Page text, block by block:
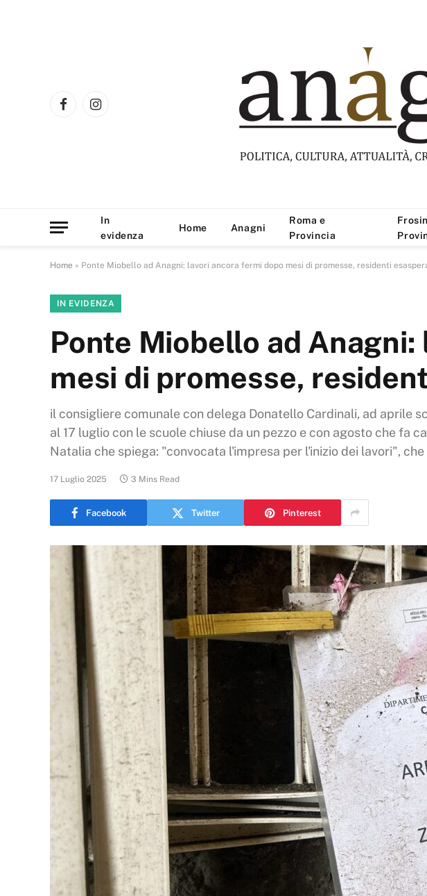
FacebookInstagram
In
evidenza
Home Anagni
Roma e
Provincia
Home » Ponte Miobello ad Anagni: lavori ancora fermi dopo mesi di promesse, residenti
IN EVIDENZA
Ponte Miobello ad
mesi di promesse,
il consigliere comunale con delega Donatello Cardinali, ad aprile
al 17 luglio con le scuole chiuse da un pezzo e con agosto che fa
Natalia che spiega: "convocata l'impresa per l'inizio dei lavori",
17 Luglio 2025 3 Mins Read
Facebook Twitter Pinterest